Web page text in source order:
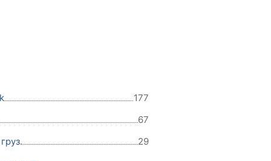
177
67
29